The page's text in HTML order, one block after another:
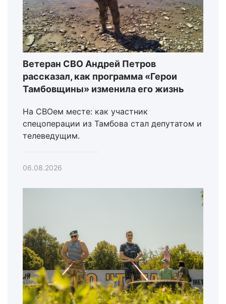
Ветеран СВО Андрей Петров
рассказал, как программа «Герои
Тамбовщины» изменила его жизнь
На СВОем месте: как участник
спецоперации из Тамбова стал депутатом и
телеведущим.
06.08.2026